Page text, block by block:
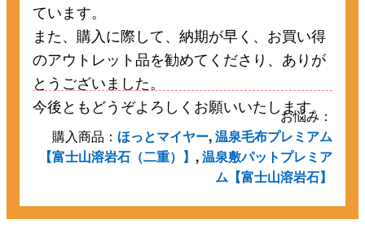
ています。
また、購入に際して、納期が早く、お買い得
のアウトレット品を勧めてくださり、ありが
とうございました。
今後ともどうぞよろしくお願いいたします。
お悩み：
購入商品： ほっとマイヤー,温泉毛布プレミアム
【富士山溶岩石（二重）】 ,温泉敷パットプレミア
ム【富士山溶岩石】